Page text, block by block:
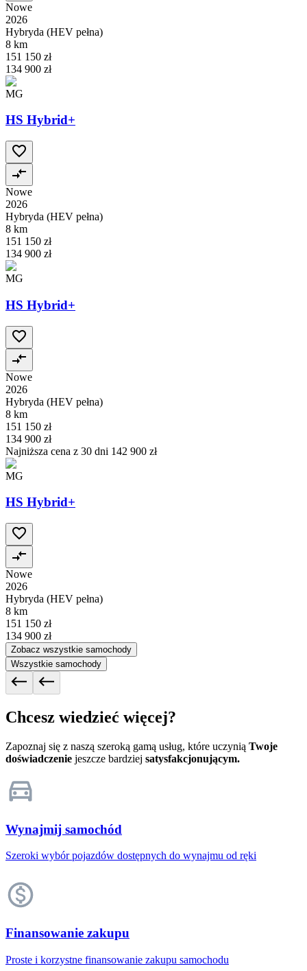
Nowe
2026
Hybryda (HEV pełna)
8 km
151 150 zł
134 900 zł
MG
HS Hybrid+
Nowe
2026
Hybryda (HEV pełna)
8 km
151 150 zł
134 900 zł
MG
HS Hybrid+
Nowe
2026
Hybryda (HEV pełna)
8 km
151 150 zł
134 900 zł
Najniższa cena z 30 dni 142 900 zł
MG
HS Hybrid+
Nowe
2026
Hybryda (HEV pełna)
8 km
151 150 zł
134 900 zł
Zobacz wszystkie samochody
Wszystkie samochody
Chcesz wiedzieć więcej?
Zapoznaj się z naszą szeroką gamą usług, które uczynią Twoje
doświadczenie jeszcze bardziej satysfakcjonującym.
Wynajmij samochód
Szeroki wybór pojazdów dostępnych do wynajmu od ręki
Finansowanie zakupu
Proste i korzystne finansowanie zakupu samochodu